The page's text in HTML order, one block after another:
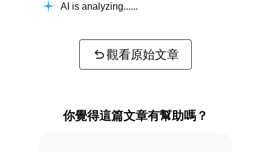
AI is analyzing...
觀看原始文章
你覺得這篇文章有幫助嗎？